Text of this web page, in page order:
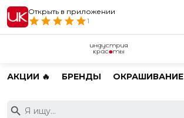
Открыть в приложении
1
АКЦИИ 🔥 БРЕНДЫ ОКРАШИВАНИЕ